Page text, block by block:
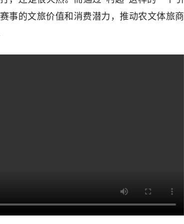
事的文旅价值和消费潜力，推动农文体旅商